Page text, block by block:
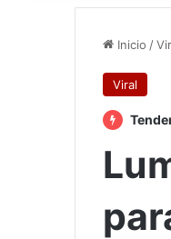
Inicio /
Viral